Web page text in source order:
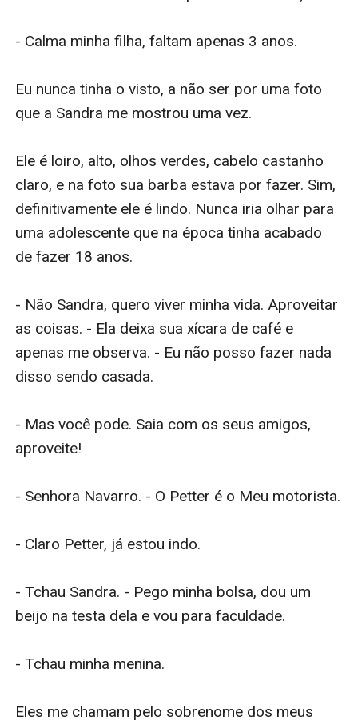
- Calma minha filha, faltam apenas 3 anos.
Eu nunca tinha o visto, a não ser por uma foto
que a Sandra me mostrou uma vez.
Ele é loiro, alto, olhos verdes, cabelo castanho
claro, e na foto sua barba estava por fazer. Sim,
definitivamente ele é lindo. Nunca iria olhar para
uma adolescente que na época tinha acabado
de fazer 18 anos.
- Não Sandra, quero viver minha vida. Aproveitar
as coisas. - Ela deixa sua xícara de café e
apenas me observa. - Eu não posso fazer nada
disso sendo casada.
- Mas você pode. Saia com os seus amigos,
aproveite!
- Senhora Navarro. - O Petter é o Meu motorista.
- Claro Petter, já estou indo.
- Tchau Sandra. - Pego minha bolsa, dou um
beijo na testa dela e vou para faculdade.
- Tchau minha menina.
Eles me chamam pelo sobrenome dos meus